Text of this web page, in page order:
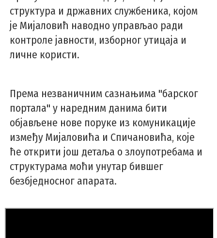
структура и државних службеника, којом
је Мијаловић наводно управљао ради
контроле јавности, изборног утицаја и
личне користи.
Према незваничним сазнањима "барског
портала" у наредним данима бити
објављене нове поруке из комуникације
између Мијаловића и Спичановића, које
ће открити још детаља о злоупотребама и
структурама моћи унутар бившег
безбједносног апарата.